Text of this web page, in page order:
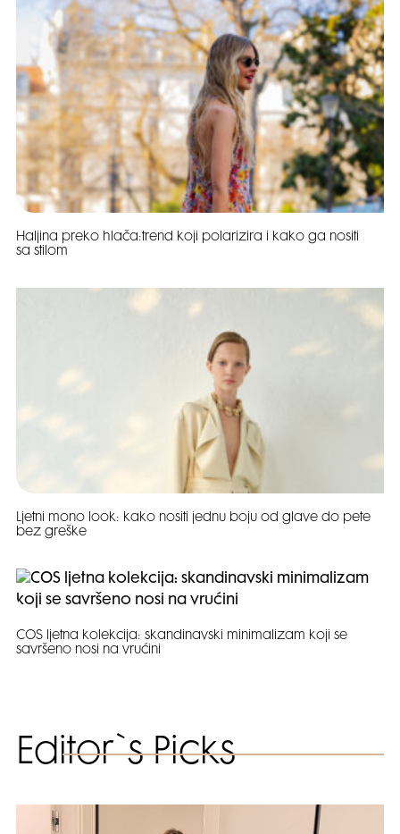
Haljina preko hlača:trend koji polarizira i kako ga nositi
sa stilom
Ljetni mono look: kako nositi jednu boju od glave do pete
bez greške
COS ljetna kolekcija: skandinavski minimalizam koji se
savršeno nosi na vrućini
Editor`s Picks